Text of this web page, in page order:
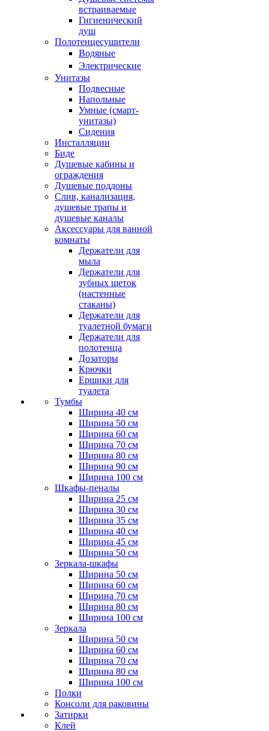
встраиваемые
Гигиенический
душ
Полотенцесушители
ㅤВодяные
ㅤЭлектрические
Унитазы
Подвесные
Напольные
Умные (смарт-
унитазы)
Сидения
Инсталляции
Биде
Душевые кабины и
ограждения
Душевые поддоны
Слив, канализация,
душевые трапы и
душевые каналы
Аксессуары для ванной
комнаты
Держатели для
мыла
Держатели для
зубных щеток
(настенные
стаканы)
Держатели для
туалетной бумаги
Держатели для
полотенца
Дозаторы
Крючки
Ершики для
туалета
Тумбы
Ширина 40 см
Ширина 50 см
Ширина 60 см
Ширина 70 см
Ширина 80 см
Ширина 90 см
Ширина 100 см
Шкафы-пеналы
Ширина 25 см
Ширина 30 см
Ширина 35 см
Ширина 40 см
Ширина 45 см
Ширина 50 см
Зеркала-шкафы
Ширина 50 см
Ширина 60 см
Ширина 70 см
Ширина 80 см
Ширина 100 см
Зеркала
Ширина 50 см
Ширина 60 см
Ширина 70 см
Ширина 80 см
Ширина 100 см
Полки
Консоли для раковины
Затирки
Клей